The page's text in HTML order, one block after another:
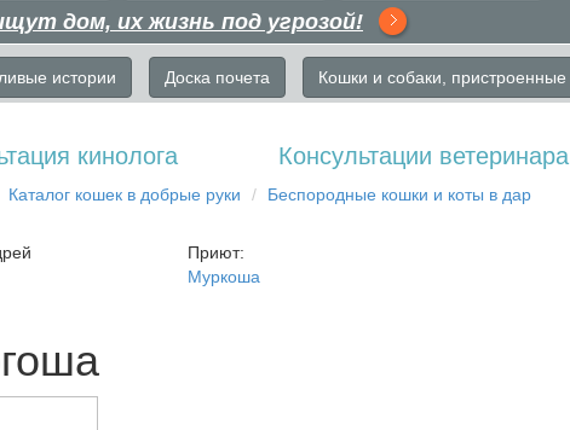
дом, их жизнь под угрозой!
истории Доска почета Кошки и собаки, пристроенные
кинолога Консультации ветеринара
Кaтaлoг кoшек в дoбрыe рyки Бecпopoдныe кoшки и коты в дap
Приют:
Муркоша